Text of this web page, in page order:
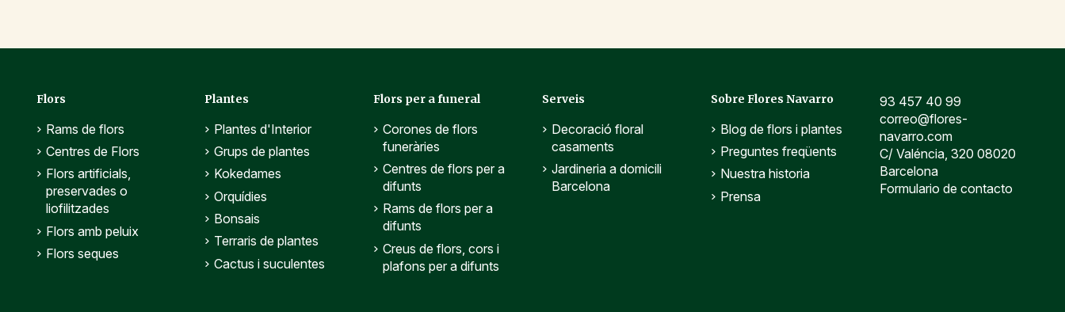
Flors
Rams de flors
Centres de Flors
Flors artificials,
preservades o
liofilitzades
Flors amb peluix
Flors seques
Plantes
Plantes d'Interior
Grups de plantes
Kokedames
Orquídies
Bonsais
Terraris de plantes
Cactus i suculentes
Flors per a funeral
Corones de flors
funeràries
Centres de flors per a
difunts
Rams de flors per a
difunts
Creus de flors, cors i
plafons per a difunts
Serveis
Decoració floral
casaments
Jardineria a domicili
Barcelona
Sobre Flores Navarro
Blog de flors i plantes
Preguntes freqüents
Nuestra historia
Prensa
93 457 40 99
correo@flores-
navarro.com
C/ Valéncia, 320 08020
Barcelona
Formulario de contacto